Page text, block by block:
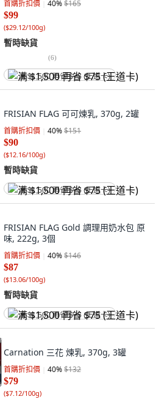
首購折扣價 40%$165
$99
($29.12/100g)
暫時缺貨
(6)
满 $1,500 再省 $75 (王道卡)
FRISIAN FLAG 可可煉乳, 370g, 2罐
首購折扣價 40%$151
$90
($12.16/100g)
暫時缺貨
满 $1,500 再省 $75 (王道卡)
FRISIAN FLAG Gold 調理用奶水包 原
味, 222g, 3個
首購折扣價 40%$146
$87
($13.06/100g)
暫時缺貨
满 $1,500 再省 $75 (王道卡)
Carnation 三花 煉乳, 370g, 3罐
首購折扣價 40%$132
$79
($7.12/100g)